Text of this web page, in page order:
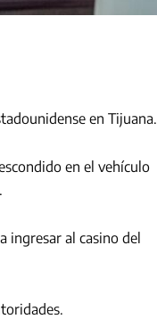
en Tijuana.
en el vehículo
ingresar al casino del